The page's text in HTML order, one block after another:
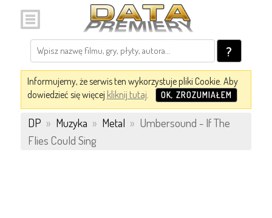
?
Informujemy, że serwis ten wykorzystuje pliki Cookie. Aby
dowiedzieć się więcej kliknij tutaj. OK, ZROZUMIAŁEM
DP » Muzyka » Metal » Umbersound - If The
Flies Could Sing